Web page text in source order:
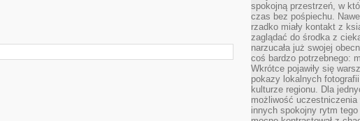
spokojną przestrzeń, w
czas bez pośpiechu.
rzadko miały kontakt z
zaglądać do środka z
narzucała już swojej
coś bardzo potrzebnego:
Wkrótce pojawiły się
pokazy lokalnych
kulturze regionu. Dla
możliwość
innych spokojny rytm